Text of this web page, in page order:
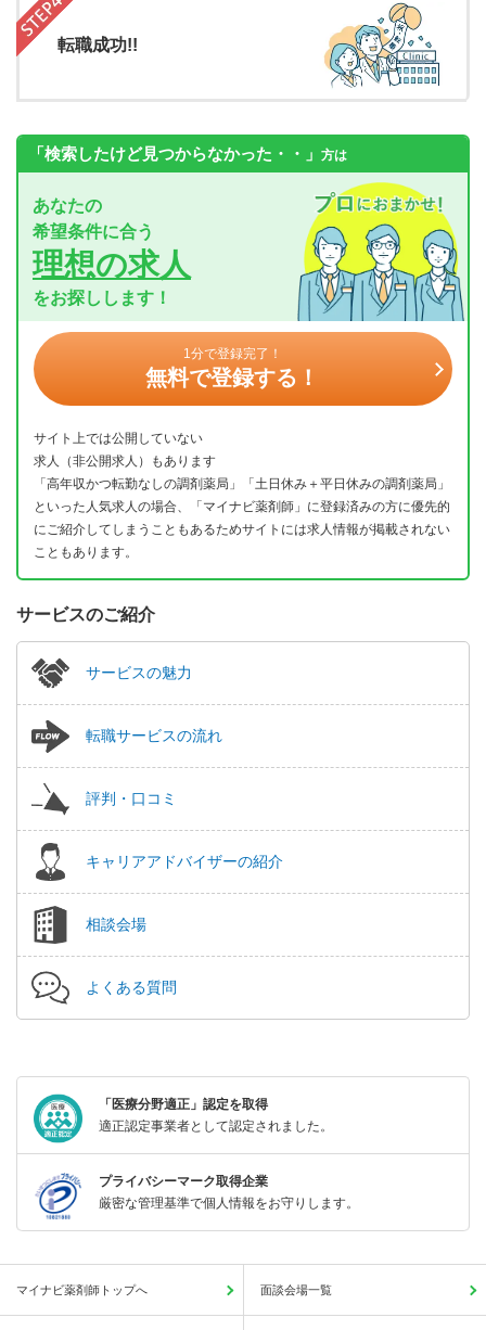
転職成功!!
「検索したけど見つからなかった・・」 方は
あなたの
希望条件に合う
理想の求人
をお探しします！
1分で登録完了！
無料で登録する！
サイト上では公開していない
求人（非公開求人）もあります
「高年収かつ転勤なしの調剤薬局」「土日休み＋平日休みの調剤薬局」
といった人気求人の場合、「マイナビ薬剤師」に登録済みの方に優先的
にご紹介してしまうこともあるためサイトには求人情報が掲載されない
こともあります。
サービスのご紹介
サービスの魅力
転職サービスの流れ
評判・口コミ
キャリアアドバイザーの紹介
相談会場
よくある質問
「医療分野適正」認定を取得
適正認定事業者として認定されました。
プライバシーマーク取得企業
厳密な管理基準で個人情報をお守りします。
マイナビ薬剤師トップへ 面談会場一覧